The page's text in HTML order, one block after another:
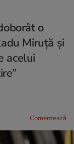
o
Miruță și
acelui
Comentează